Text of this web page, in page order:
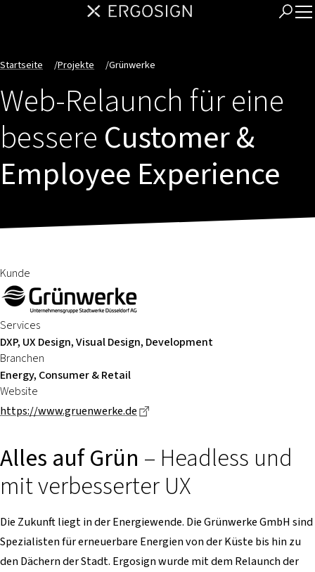
Startseite /Projekte /Grünwerke
Web-Relaunch für eine
bessere Customer &
Employee Experience
Kunde
Services
DXP, UX Design, Visual Design, Development
Branchen
Energy, Consumer & Retail
Website
https://www.gruenwerke.de
Alles auf Grün – Headless und
mit verbesserter UX
Die Zukunft liegt in der Energiewende. Die Grünwerke GmbH sind
Spezia­listen für erneuer­bare Energien von der Küste bis hin zu
den Dächern der Stadt. Ergosign wurde mit dem Relaunch der